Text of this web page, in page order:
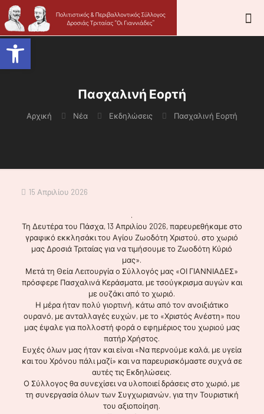
Πασχαλινή Εορτή
Αρχική Νέα Εκδηλώσεις Πασχαλινή Εορτή
15 Απριλίου 2026
.
Τη Δευτέρα του Πάσχα, 13 Απριλίου 2026, παρευρεθήκαμε στο
γραφικό εκκλησάκι του Αγίου Ζωοδότη Χριστού, στο χωριό
μας Δροσιά Τριταίας για να τιμήσουμε το Ζωοδότη Κύριό
μας».
Μετά τη Θεία Λειτουργία ο Σύλλογός μας «ΟΙ ΓΙΑΝΝΙΑΔΕΣ»
πρόσφερε Πασχαλινά Κεράσματα, με τσούγκρισμα αυγών και
με ουζάκι από το χωριό.
Η μέρα ήταν πολύ γιορτινή, κάτω από τον ανοιξιάτικο
ουρανό, με ανταλλαγές ευχών, με το «Χριστός Ανέστη» που
μας έψαλε για πολλοστή φορά ο εφημέριος του χωριού μας
πατήρ Χρήστος.
Ευχές όλων μας ήταν και είναι «Να περνούμε καλά, με υγεία
και του Χρόνου πάλι μαζί» και να παρευρισκόμαστε συχνά σε
αυτές τις Εκδηλώσεις.
Ο Σύλλογος θα συνεχίσει να υλοποιεί δράσεις στο χωριό, με
τη συνεργασία όλων των Συγχωριανών, για την Τουριστική
του αξιοποίηση.
Ανοίξτε τη γραμμή εργαλείων